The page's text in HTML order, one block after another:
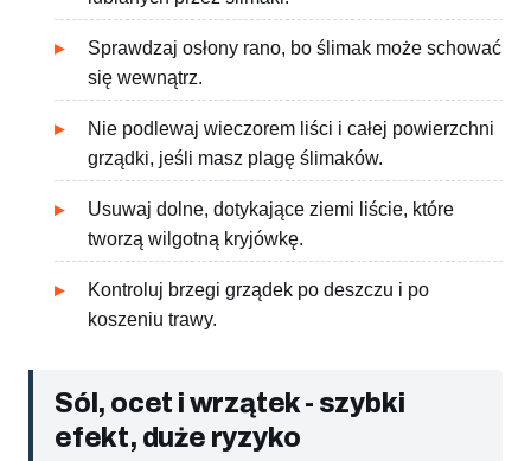
Sprawdzaj osłony rano, bo ślimak może schować
się wewnątrz.
Nie podlewaj wieczorem liści i całej powierzchni
grządki, jeśli masz plagę ślimaków.
Usuwaj dolne, dotykające ziemi liście, które
tworzą wilgotną kryjówkę.
Kontroluj brzegi grządek po deszczu i po
koszeniu trawy.
Sól, ocet i wrzątek - szybki
efekt, duże ryzyko